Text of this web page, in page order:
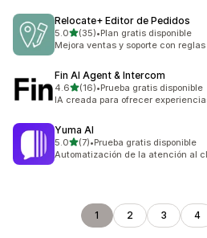
Relocate+ Editor de Pedidos
5.0de 5 estrellas
(35)
35 reseñas en total
•Plan gratis disponible
Mejora ventas y soporte con
Fin AI Agent & Intercom
4.6de 5 estrellas
(16)
16 reseñas en total
•Prueba gratis disponible
IA creada para ofrecer
Yuma AI
5.0de 5 estrellas
(7)
7 reseñas en total
•Prueba gratis disponible
Automatización de la atención al
1 2 3 4